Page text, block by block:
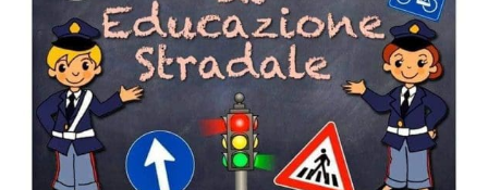
Motori
Press
Notizie